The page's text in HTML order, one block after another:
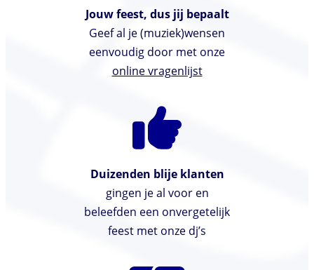
Jouw feest, dus jij bepaalt
Geef al je (muziek)wensen
eenvoudig door met onze
online vragenlijst
Duizenden blije klanten
gingen je al voor en
beleefden een onvergetelijk
feest met onze dj’s